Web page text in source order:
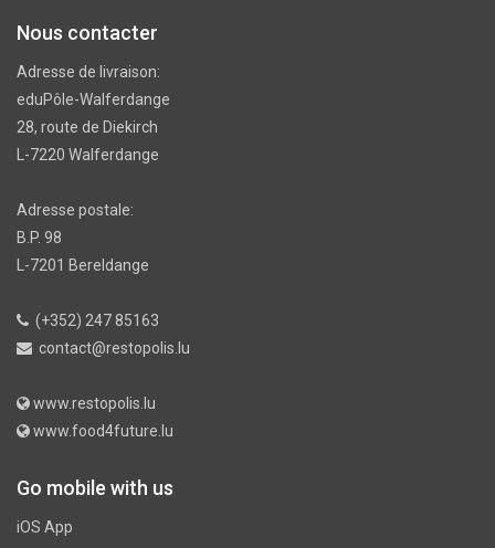
Nous contacter
Adresse de livraison:
eduPôle-Walferdange
28, route de Diekirch
L-7220 Walferdange
Adresse postale:
B.P. 98
L-7201 Bereldange
(+352) 247 85163
contact@restopolis.lu
www.restopolis.lu
www.food4future.lu
Go mobile with us
iOS App